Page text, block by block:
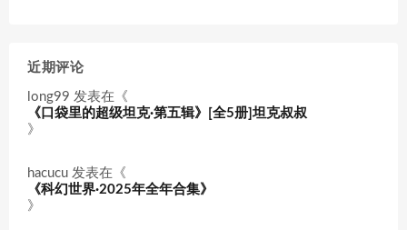
近期评论
long99 发表在《
《口袋里的超级坦克·第五辑》[全5册]坦克叔叔
》
hacucu 发表在《
《科幻世界·2025年全年合集》
》